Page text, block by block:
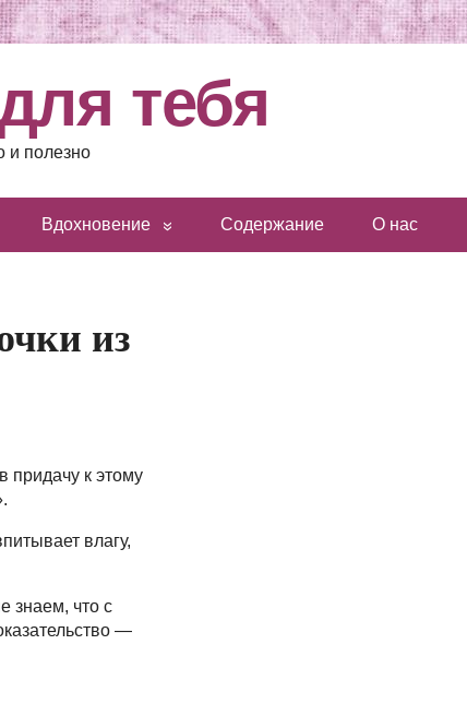
тебя
и полезно
Вдохновение Содержание О нас
из
придачу к этому
влагу,
знаем, что с
—